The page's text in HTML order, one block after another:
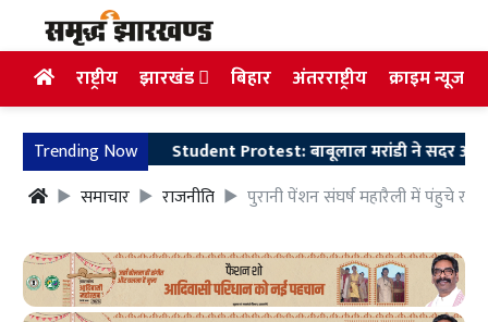
राष्ट्रीय झारखंड बिहार अंतरराष्ट्रीय क्राइम न्यूज
Trending NowStudent Protest: बाबूलाल मरांडी ने सदर अस्पताल
समाचार
राजनीति पुरानी पेंशन संघर्ष महारैली में पंहुचे